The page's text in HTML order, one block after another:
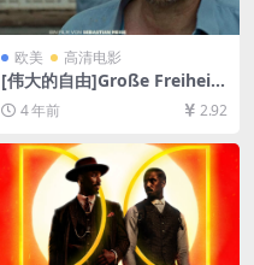
欧美 高清电影
[伟大的自由]Große Freiheit
(2021)[百度网盘+迅雷云盘资
源1080P超清未删减][MP4/7.
2GB][中文字幕]
4 年前 2.92